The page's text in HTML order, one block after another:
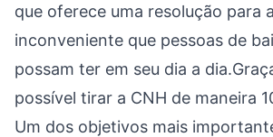
que oferece uma resolução para
inconveniente que pessoas de
possam ter em seu dia a
possível tirar a CNH de maneira
Um dos objetivos mais